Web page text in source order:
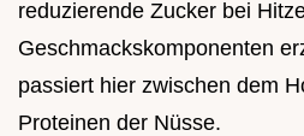
reduzierende Zucker bei
Geschmackskomponenten
passiert hier zwischen dem
Proteinen der Nüsse.